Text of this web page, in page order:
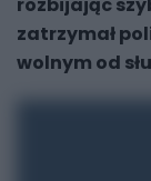
zatrzymał
wolnym od